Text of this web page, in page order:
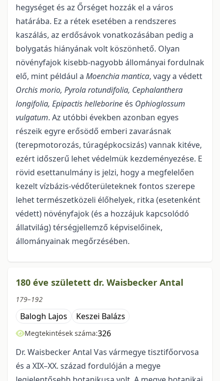
hegységet és az Őrséget hozzák el a város
határába. Ez a rétek esetében a rendszeres
kaszálás, az erdősávok vonatkozásában pedig a
bolygatás hiányának volt köszönhető. Olyan
növényfajok kisebb-nagyobb állományai fordulnak
elő, mint például a Moenchia mantica, vagy a védett
Orchis morio, Pyrola rotundifolia, Cephalanthera
longifolia, Epipactis helleborine és Ophioglossum
vulgatum. Az utóbbi években azonban egyes
részeik egyre erősödő emberi zavarásnak
(terepmotorozás, túragépkocsizás) vannak kitéve,
ezért időszerű lehet védelmük kezdeményezése. E
rövid esettanulmány is jelzi, hogy a megfelelően
kezelt vízbázis-védőterületeknek fontos szerepe
lehet természetközeli élőhelyek, ritka (esetenként
védett) növényfajok (és a hozzájuk kapcsolódó
állatvilág) térségjellemző képviselőinek,
állományainak megőrzésében.
180 éve született dr. Waisbecker Antal
179–192
Balogh Lajos Keszei Balázs
Megtekintések száma:326
Dr. Waisbecker Antal Vas vármegye tisztifőorvosa
és a XIX–XX. század fordulóján a megye